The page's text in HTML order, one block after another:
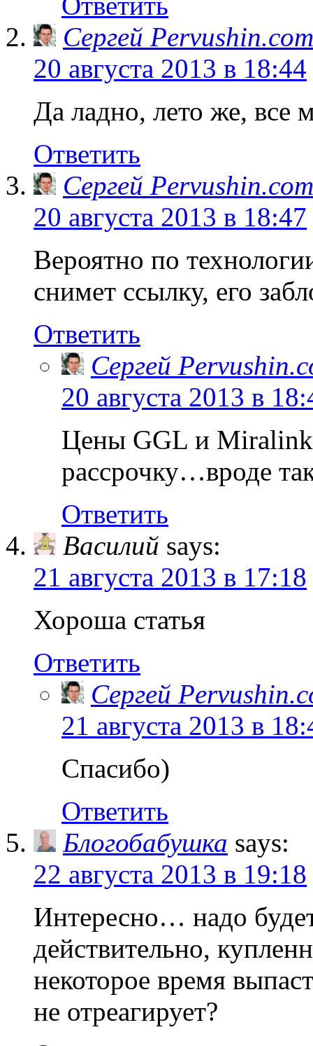
Сергей Pervushin.com
20 августа 2013 в 18:44
Да ладно, лето же, все
Ответить
Сергей Pervushin.com
20 августа 2013 в 18:47
Вероятно по
снимет ссылку, его
Ответить
Сергей
20 августа 2013 в
Цены GGL и
рассрочку…вроде
Ответить
Василий says:
21 августа 2013 в 17:18
Хороша статья
Ответить
Сергей
21 августа 2013 в
Спасибо)
Ответить
Блогобабушка says:
22 августа 2013 в 19:18
Интересно… надо
действительно,
некоторое время
не отреагирует?